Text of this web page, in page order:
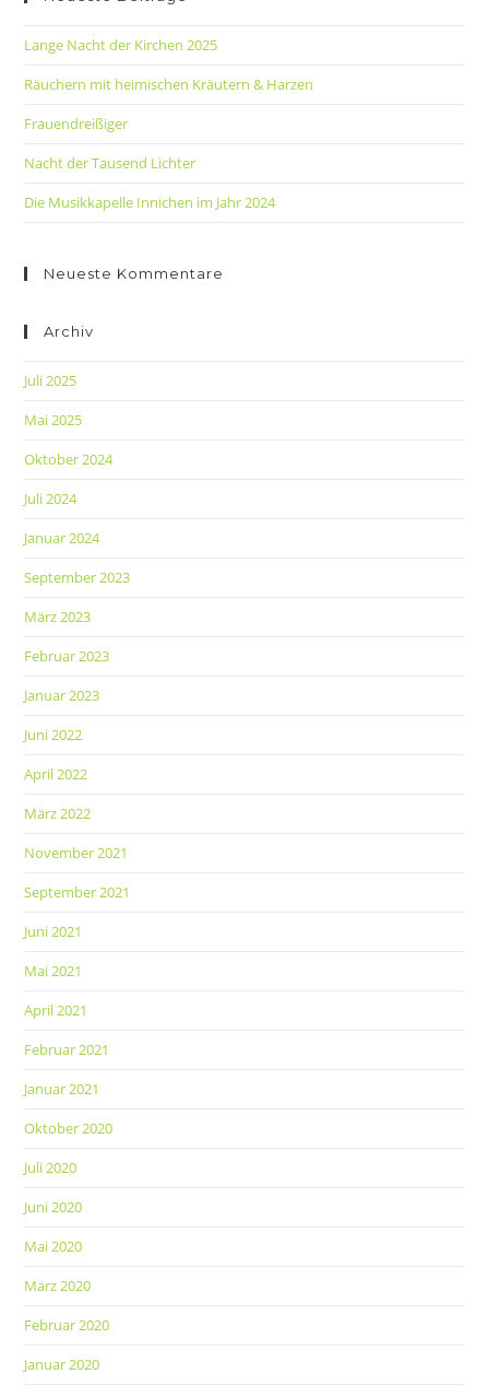
Lange Nacht der Kirchen 2025
Räuchern mit heimischen Kräutern & Harzen
Frauendreißiger
Nacht der Tausend Lichter
Die Musikkapelle Innichen im Jahr 2024
Neueste Kommentare
Archiv
Juli 2025
Mai 2025
Oktober 2024
Juli 2024
Januar 2024
September 2023
März 2023
Februar 2023
Januar 2023
Juni 2022
April 2022
März 2022
November 2021
September 2021
Juni 2021
Mai 2021
April 2021
Februar 2021
Januar 2021
Oktober 2020
Juli 2020
Juni 2020
Mai 2020
März 2020
Februar 2020
Januar 2020